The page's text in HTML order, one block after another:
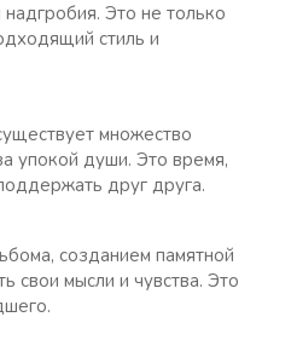
Это не только
стиль и
множество
упокой души. Это время,
друг друга.
созданием памятной
свои мысли и чувства. Это